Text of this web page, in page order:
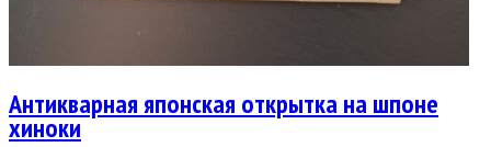
Антикварная японская открытка на шпоне
хиноки